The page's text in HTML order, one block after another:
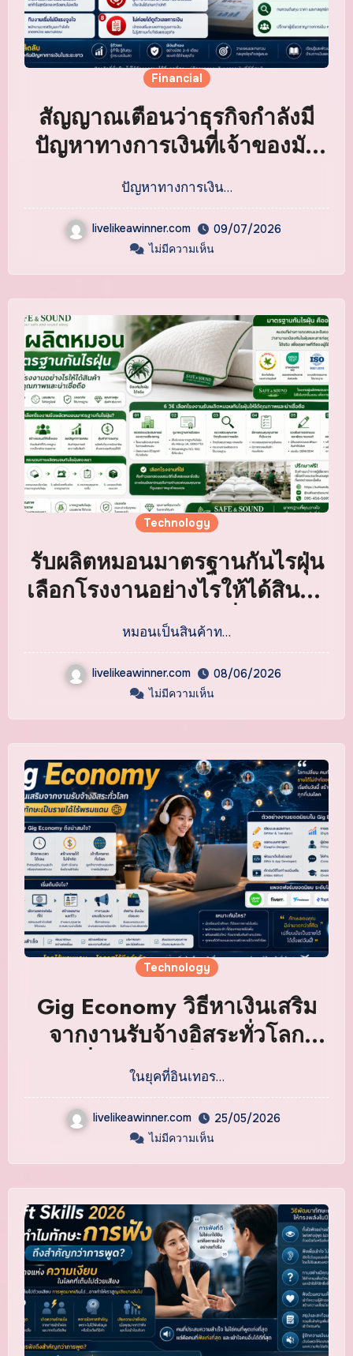
Financial
สัญญาณเตือนว่าธุรกิจกำลังมี
ปัญหาทางการเงินที่เจ้าของมัก
มองข้าม
ปัญหาทางการเงิน…
livelikeawinner.com
09/07/2026
ไม่มีความเห็น
Technology
รับผลิตหมอนมาตรฐานกันไรฝุ่น
เลือกโรงงานอย่างไรให้ได้สินค้า
คุณภาพและน่าเชื่อถือ
หมอนเป็นสินค้าท…
livelikeawinner.com
08/06/2026
ไม่มีความเห็น
Technology
Gig Economy วิธีหาเงินเสริม
จากงานรับจ้างอิสระทั่วโลก
เปลี่ยนทักษะเป็นรายได้ไร้
พรมแดน
ในยุคที่อินเทอร…
livelikeawinner.com
25/05/2026
ไม่มีความเห็น